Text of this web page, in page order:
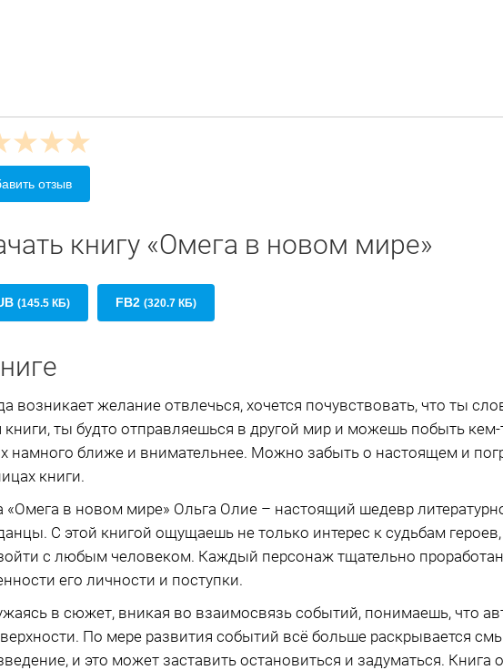
отзыв
книгу «Омега в новом мире»
(145.5 КБ) FB2 (320.7 КБ)
возникает желание отвлечься, хочется почувствовать, что ты
книги, ты будто отправляешься в другой мир и можешь побыть
намного ближе и внимательнее. Можно забыть о настоящем и
книги.
«Омега в новом мире» Ольга Олие – настоящий шедевр
С этой книгой ощущаешь не только интерес к судьбам
с любым человеком. Каждый персонаж тщательно
его личности и поступки.
в сюжет, вникая во взаимосвязь событий, понимаешь, что
По мере развития событий всё больше раскрывается
и это может заставить остановиться и задуматься. Книга